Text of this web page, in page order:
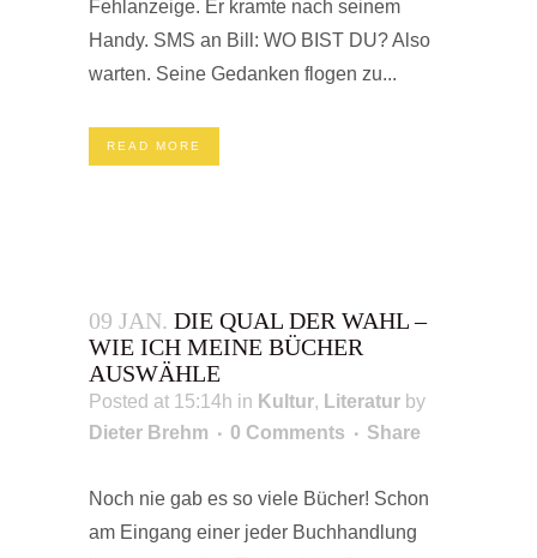
Fehlanzeige. Er kramte nach seinem
Handy. SMS an Bill: WO BIST DU? Also
warten. Seine Gedanken flogen zu...
READ MORE
09 JAN. DIE QUAL DER WAHL –
WIE ICH MEINE BÜCHER
AUSWÄHLE
Posted at 15:14h in Kultur, Literatur by
Dieter Brehm
0 Comments Share
Noch nie gab es so viele Bücher! Schon
am Eingang einer jeder Buchhandlung